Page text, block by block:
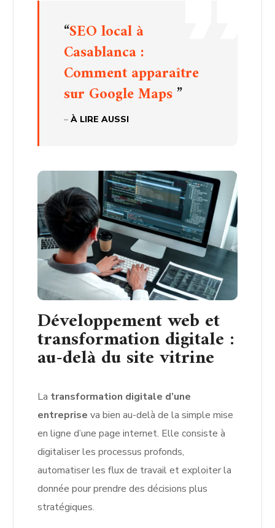
“SEO local à
Casablanca :
Comment apparaître
sur Google Maps”
– À LIRE AUSSI
Développement web et
transformation digitale :
au-delà du site vitrine
La transformation digitale d’une
entreprise va bien au-delà de la simple mise
en ligne d’une page internet. Elle consiste à
digitaliser les processus profonds,
automatiser les flux de travail et exploiter la
donnée pour prendre des décisions plus
stratégiques.